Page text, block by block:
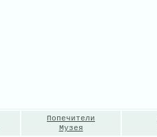
Попечители
Музея